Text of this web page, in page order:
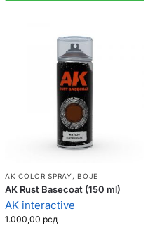
AK COLOR SPRAY ,BOJE
AK Rust Basecoat (150 ml)
AK interactive
1.000,00 рсд